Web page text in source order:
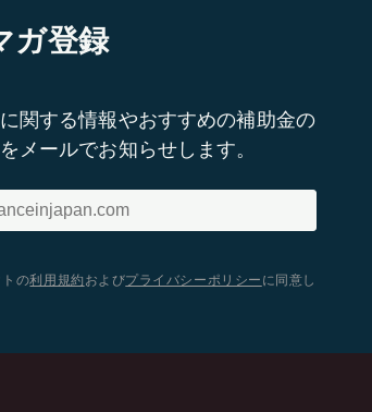
ガ登録
関する情報やおすすめの補助金の
メールでお知らせします。
の利用規約 およびプライバシーポリシー に同意し